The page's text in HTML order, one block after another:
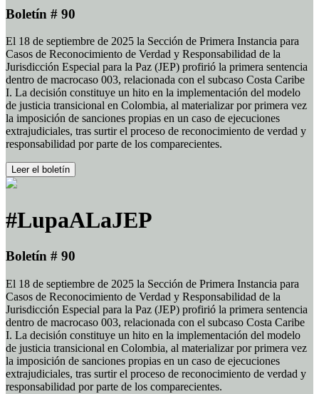
Boletín # 90
El 18 de septiembre de 2025 la Sección de Primera Instancia para
Casos de Reconocimiento de Verdad y Responsabilidad de la
Jurisdicción Especial para la Paz (JEP) profirió la primera sentencia
dentro de macrocaso 003, relacionada con el subcaso Costa Caribe
I. La decisión constituye un hito en la implementación del modelo
de justicia transicional en Colombia, al materializar por primera vez
la imposición de sanciones propias en un caso de ejecuciones
extrajudiciales, tras surtir el proceso de reconocimiento de verdad y
responsabilidad por parte de los comparecientes.
Leer el boletín
#LupaALaJEP
Boletín # 90
El 18 de septiembre de 2025 la Sección de Primera Instancia para
Casos de Reconocimiento de Verdad y Responsabilidad de la
Jurisdicción Especial para la Paz (JEP) profirió la primera sentencia
dentro de macrocaso 003, relacionada con el subcaso Costa Caribe
I. La decisión constituye un hito en la implementación del modelo
de justicia transicional en Colombia, al materializar por primera vez
la imposición de sanciones propias en un caso de ejecuciones
extrajudiciales, tras surtir el proceso de reconocimiento de verdad y
responsabilidad por parte de los comparecientes.